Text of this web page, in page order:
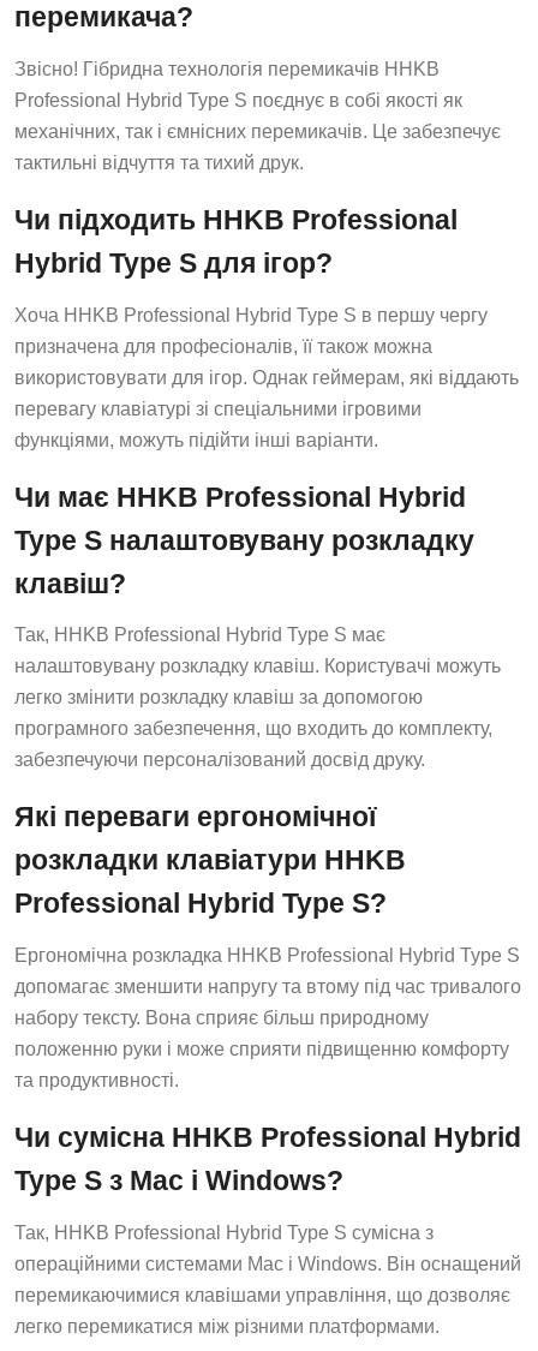
перемикача?
Звісно! Гібридна технологія перемикачів HHKB
Professional Hybrid Type S поєднує в собі якості як
механічних, так і ємнісних перемикачів. Це забезпечує
тактильні відчуття та тихий друк.
Чи підходить HHKB Professional
Hybrid Type S для ігор?
Хоча HHKB Professional Hybrid Type S в першу чергу
призначена для професіоналів, її також можна
використовувати для ігор. Однак геймерам, які віддають
перевагу клавіатурі зі спеціальними ігровими
функціями, можуть підійти інші варіанти.
Чи має HHKB Professional Hybrid
Type S налаштовувану розкладку
клавіш?
Так, HHKB Professional Hybrid Type S має
налаштовувану розкладку клавіш. Користувачі можуть
легко змінити розкладку клавіш за допомогою
програмного забезпечення, що входить до комплекту,
забезпечуючи персоналізований досвід друку.
Які переваги ергономічної
розкладки клавіатури HHKB
Professional Hybrid Type S?
Ергономічна розкладка HHKB Professional Hybrid Type S
допомагає зменшити напругу та втому під час тривалого
набору тексту. Вона сприяє більш природному
положенню руки і може сприяти підвищенню комфорту
та продуктивності.
Чи сумісна HHKB Professional Hybrid
Type S з Mac і Windows?
Так, HHKB Professional Hybrid Type S сумісна з
операційними системами Mac і Windows. Він оснащений
перемикаючимися клавішами управління, що дозволяє
легко перемикатися між різними платформами.